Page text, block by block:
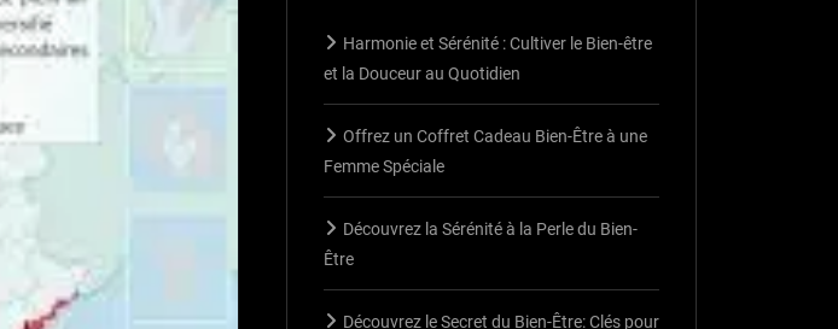
Harmonie et Sérénité : Cultiver le Bien-être
et la Douceur au Quotidien
Offrez un Coffret Cadeau Bien-Être à une
Femme Spéciale
Découvrez la Sérénité à la Perle du Bien-
Être
Découvrez le Secret du Bien-Être: Clés pour